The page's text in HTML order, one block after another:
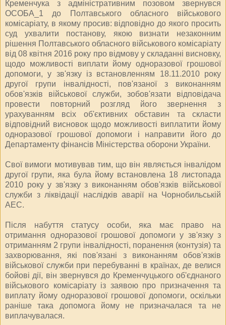
Кременчука з адміністративним позовом звернувся
ОСОБА_1 до Полтавського обласного військового
комісаріату, в якому просив: відповідно до якого просить
суд ухвалити постанову, якою визнати незаконним
рішення Полтавського обласного військового комісаріату
від 08 квітня 2016 року про відмову у складанні висновку,
щодо можливості виплати йому одноразової грошової
допомоги, у зв'язку із встановленням 18.11.2010 року
другої групи інвалідності, пов'язаної з виконанням
обов'язків військової служби, зобов'язати відповідача
провести повторний розгляд його звернення з
урахуванням всіх об'єктивних обставин та скласти
відповідний висновок щодо можливості виплатити йому
одноразової грошової допомоги і направити його до
Департаменту фінансів Міністерства оборони України.
Свої вимоги мотивував тим, що він являється інвалідом
другої групи, яка була йому встановлена 18 листопада
2010 року у зв'язку з виконанням обов'язків військової
служби з ліквідації наслідків аварії на Чорнобильській
АЕС.
Після набуття статусу особи, яка має право на
отримання одноразової грошової допомоги у зв'язку з
отриманням 2 групи інвалідності, поранення (контузія) та
захворювання, які пов'язані з виконанням обов'язків
військової служби при перебуванні в країнах, де велися
бойові дії, він звернувся до Кременчуцького об'єднаного
військового комісаріату із заявою про призначення та
виплату йому одноразової грошової допомоги, оскільки
раніше така допомога йому не призначалася та не
виплачувалася.